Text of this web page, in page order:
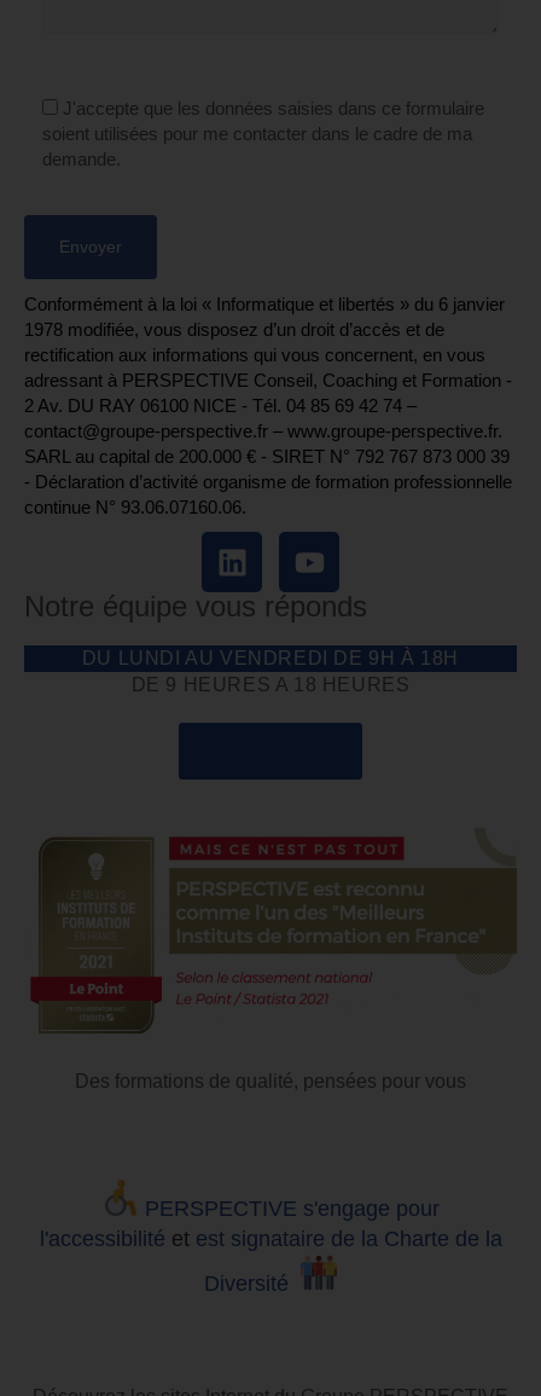
J'accepte que les données saisies dans ce formulaire
soient utilisées pour me contacter dans le cadre de ma
demande.
Conformément à la loi « Informatique et libertés » du 6 janvier
1978 modifiée, vous disposez d’un droit d’accès et de
rectification aux informations qui vous concernent, en vous
adressant à PERSPECTIVE Conseil, Coaching et Formation -
2 Av. DU RAY 06100 NICE - Tél. 04 85 69 42 74⁩ –
contact@groupe-perspective.fr – www.groupe-perspective.fr.
SARL au capital de 200.000 € - SIRET N° 792 767 873 000 39
- Déclaration d’activité organisme de formation professionnelle
continue N° 93.06.07160.06.
Notre équipe vous réponds
DU LUNDI AU VENDREDI DE 9H À 18H
DE 9 HEURES A 18 HEURES
Des formations de qualité, pensées pour vous
PERSPECTIVE s'engage pour
l'accessibilité et est signataire de la Charte de la
Diversité